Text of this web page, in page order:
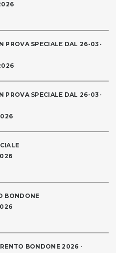
PROVA SPECIALE DAL 26-03-
PROVA SPECIALE DAL 26-03-
BONDONE
BONDONE 2026 -